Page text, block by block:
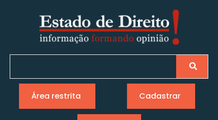
Área restrita Cadastrar